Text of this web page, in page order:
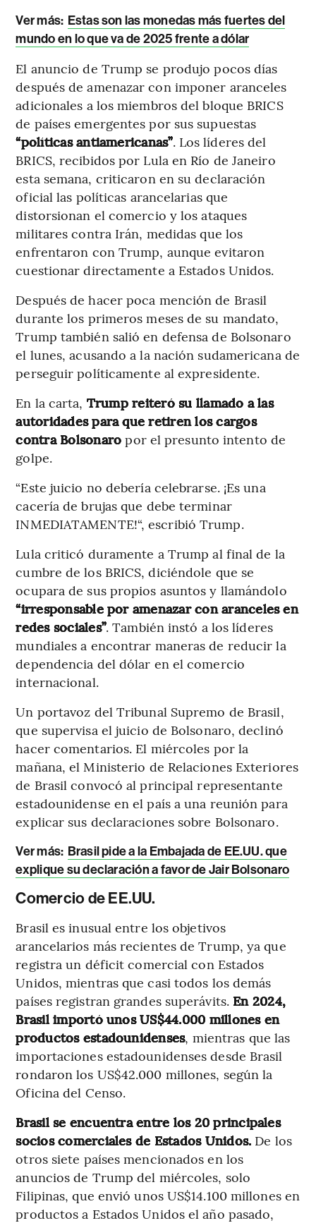
Ver más: Estas son las monedas más fuertes del
mundo en lo que va de 2025 frente a dólar
El anuncio de Trump se produjo pocos días
después de amenazar con imponer aranceles
adicionales a los miembros del bloque BRICS
de países emergentes por sus supuestas
“políticas antiamericanas”. Los líderes del
BRICS, recibidos por Lula en Río de Janeiro
esta semana, criticaron en su declaración
oficial las políticas arancelarias que
distorsionan el comercio y los ataques
militares contra Irán, medidas que los
enfrentaron con Trump, aunque evitaron
cuestionar directamente a Estados Unidos.
Después de hacer poca mención de Brasil
durante los primeros meses de su mandato,
Trump también salió en defensa de Bolsonaro
el lunes, acusando a la nación sudamericana de
perseguir políticamente al expresidente.
En la carta, Trump reiteró su llamado a las
autoridades para que retiren los cargos
contra Bolsonaropor el presunto intento de
golpe.
“Este juicio no debería celebrarse. ¡Es una
cacería de brujas que debe terminar
INMEDIATAMENTE!“, escribió Trump.
Lula criticó duramente a Trump al final de la
cumbre de los BRICS, diciéndole que se
ocupara de sus propios asuntos y llamándolo
“irresponsable por amenazar con aranceles en
redes sociales”. También instó a los líderes
mundiales a encontrar maneras de reducir la
dependencia del dólar en el comercio
internacional.
Un portavoz del Tribunal Supremo de Brasil,
que supervisa el juicio de Bolsonaro, declinó
hacer comentarios. El miércoles por la
mañana, el Ministerio de Relaciones Exteriores
de Brasil convocó al principal representante
estadounidense en el país a una reunión para
explicar sus declaraciones sobre Bolsonaro.
Ver más: Brasil pide a la Embajada de EE.UU. que
explique su declaración a favor de Jair Bolsonaro
Comercio de EE.UU.
Brasil es inusual entre los objetivos
arancelarios más recientes de Trump, ya que
registra un déficit comercial con Estados
Unidos, mientras que casi todos los demás
países registran grandes superávits. En 2024,
Brasil importó unos US$44.000 millones en
productos estadounidenses, mientras que las
importaciones estadounidenses desde Brasil
rondaron los US$42.000 millones, según la
Oficina del Censo.
Brasil se encuentra entre los 20 principales
socios comerciales de Estados Unidos. De los
otros siete países mencionados en los
anuncios de Trump del miércoles, solo
Filipinas, que envió unos US$14.100 millones en
productos a Estados Unidos el año pasado,